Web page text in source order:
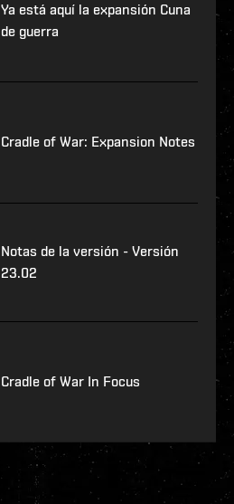
Ya está aquí la expansión Cuna
de guerra
Cradle of War: Expansion Notes
Notas de la versión - Versión
23.02
Cradle of War In Focus